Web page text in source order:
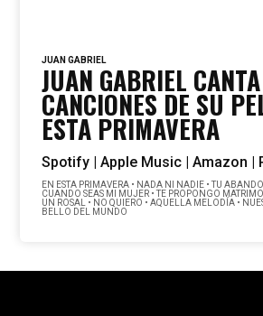
JUAN GABRIEL
JUAN GABRIEL
CANCIONES DE SU
ESTA PRIMAVERA
Spotify |Apple Music |Amazon |
EN ESTA PRIMAVERA • NADA NI NADIE • TU
CUANDO SEAS MI MUJER • TE PROPONGO
UN ROSAL • NO QUIERO • AQUELLA MELODÍA •
BELLO DEL MUNDO